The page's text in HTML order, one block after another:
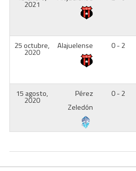
2021
25 octubre,
2020
Alajuelense
0 - 2
15 agosto,
2020
Pérez
Zeledón
0 - 2